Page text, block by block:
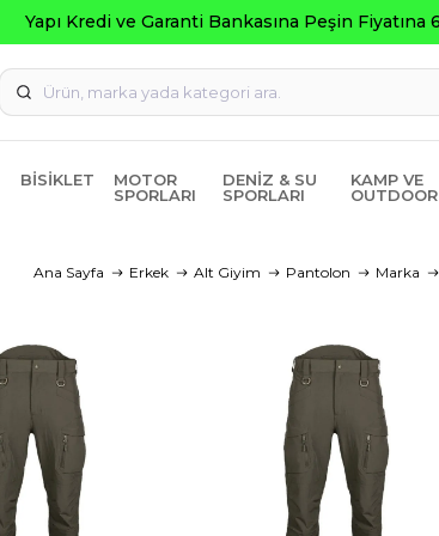
BISIKLET
MOTOR
SPORLARI
DENIZ & SU
SPORLARI
KAMP VE
OUTDOOR
Ana Sayfa Erkek Alt Giyim Pantolon Marka